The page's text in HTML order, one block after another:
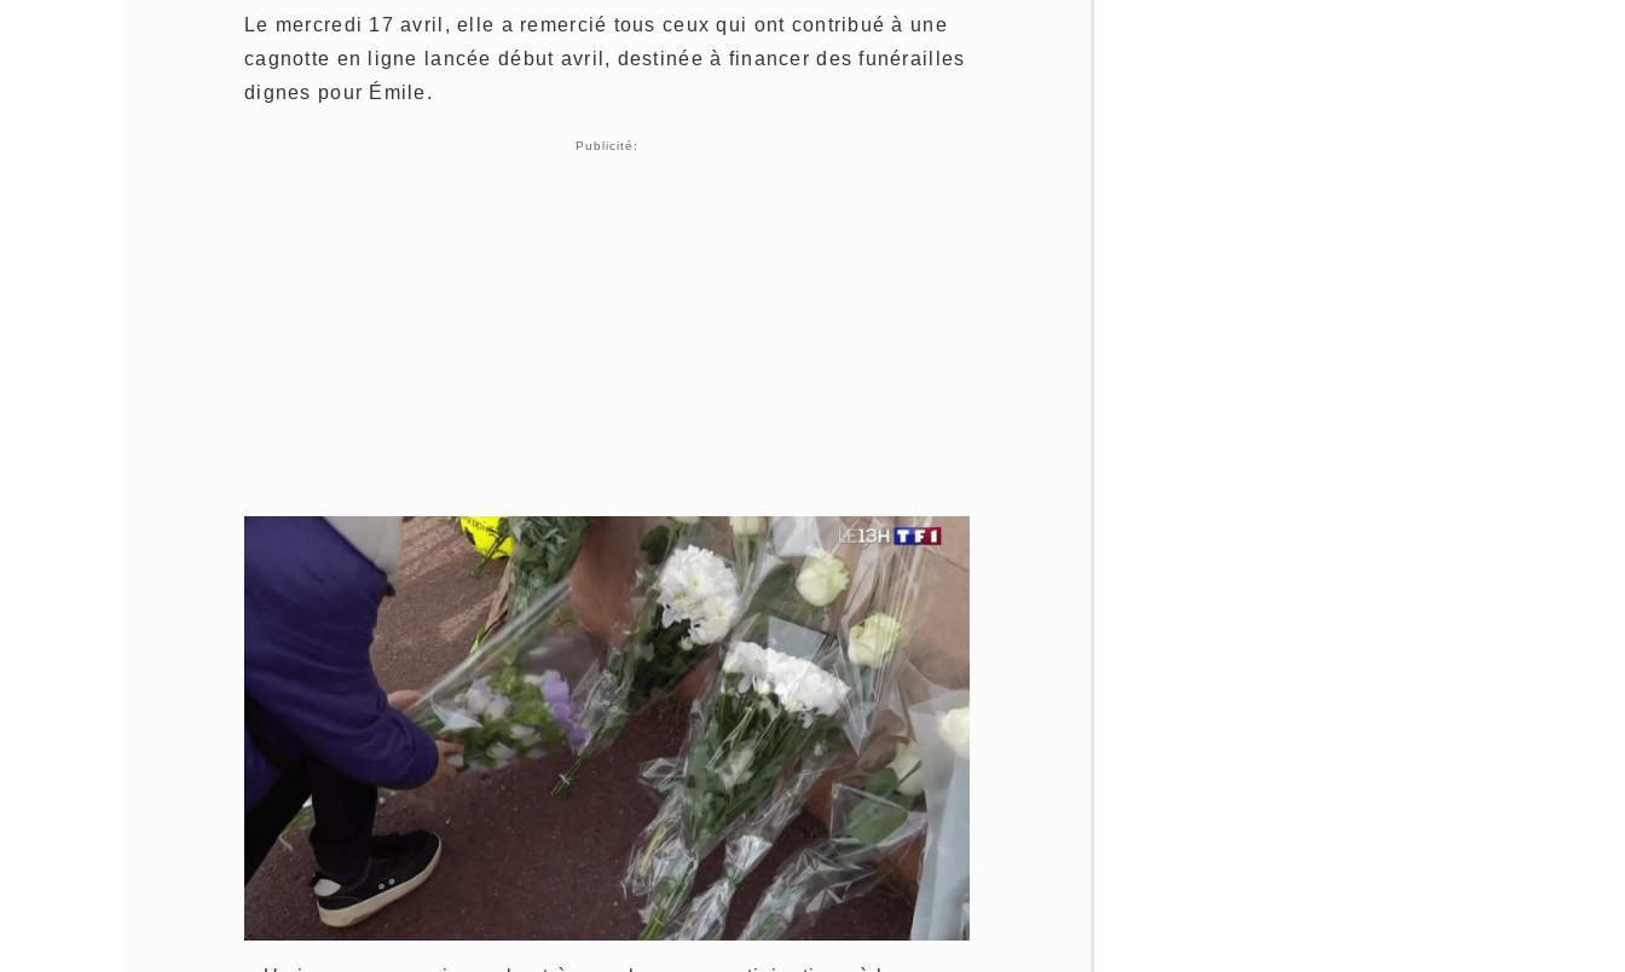
Le mercredi 17 avril, elle a remercié tous ceux qui ont contribué à une
cagnotte en ligne lancée début avril, destinée à financer des funérailles
dignes pour Émile.
Publicité: